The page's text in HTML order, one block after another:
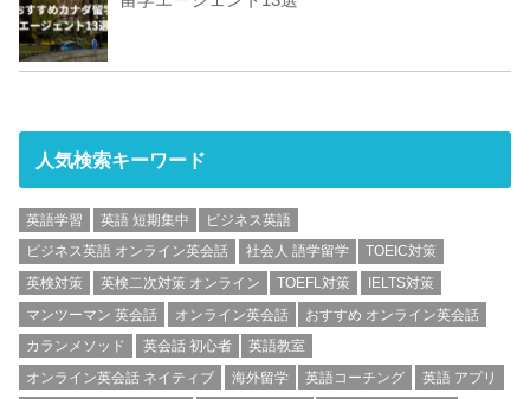
人気検索キーワード
英語学習 英語 短期集中
ビジネス英語
ビジネス英語 オンライン英会話
社会人 語学留学
TOEIC対策
英検対策
英検二次対策 オンライン TOEFL対策
IELTS対策
マンツーマン 英会話
オンライン英会話
おすすめ オンライン英会話
カランメソッド
英会話 初心者
英語教室
オンライン英会話 ネイティブ
海外留学 英語コーチング
英語 アプリ